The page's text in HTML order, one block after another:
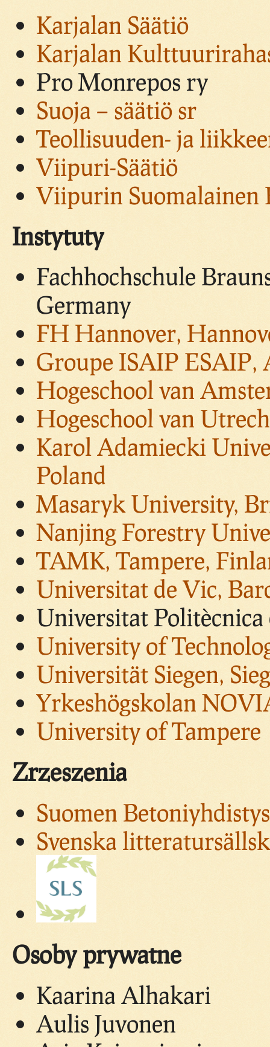
Karjalan Säätiö
Karjalan
Pro Monrepos ry
Suoja – säätiö sr
Teollisuuden- ja
Viipuri-Säätiö
Viipurin Suomalainen
Instytuty
Fachhochschule
Germany
FH Hannover,
Groupe ISAIP ESAIP,
Hogeschool van
Hogeschool van
Karol Adamiecki
Poland
Masaryk University,
Nanjing Forestry
TAMK, Tampere,
Universitat de Vic,
Universitat Politècnica
University of
Universität Siegen,
Yrkeshögskolan
University of Tampere
Zrzeszenia
Suomen
Svenska
Osoby prywatne
Kaarina Alhakari
Aulis Juvonen